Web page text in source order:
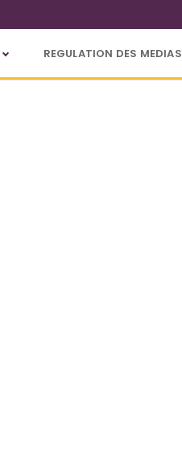
REGULATION DES MEDIAS